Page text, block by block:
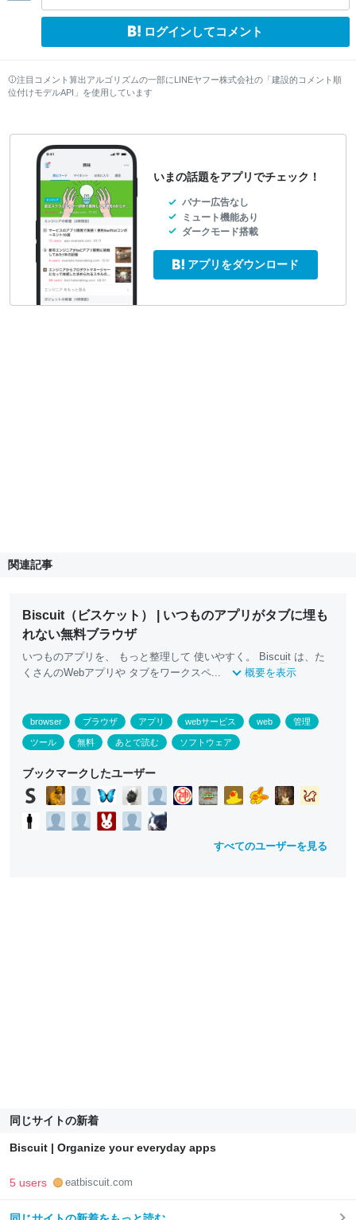
ログインしてコメント
注目コメント算出アルゴリズムの一部にLINEヤフー株式会社の「建設的コメント順
位付けモデルAPI」を使用しています
いまの話題をアプリでチェック！
バナー広告なし
ミュート機能あり
ダークモード搭載
アプリをダウンロード
関連記事
Biscuit（ビスケット） | いつものアプリがタブに埋も
れない無料ブラウザ
いつものアプリを、 もっと整理して 使いやすく。 Biscuit は、た
くさんのWebアプリや タブをワークスペ...
概要を表示
browser ブラウザ アプリ webサービス web 管理
ツール 無料 あとで読む ソフトウェア
ブックマークしたユーザー
すべてのユーザーを見る
同じサイトの新着
Biscuit | Organize your everyday apps
5 users eatbiscuit.com